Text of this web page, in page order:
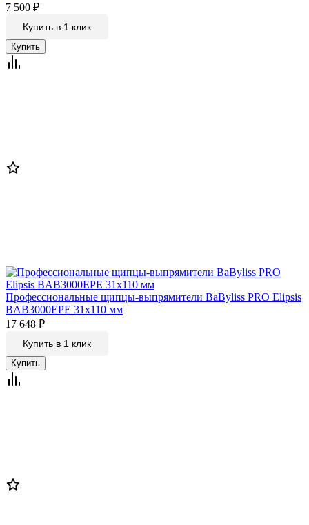
7 500 ₽
Купить в 1 клик
Профессиональные щипцы-выпрямители BaByliss PRO Elipsis
BAB3000EPE 31х110 мм
17 648 ₽
Купить в 1 клик